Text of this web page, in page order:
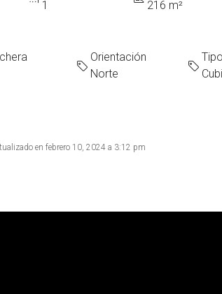
1
216 m²
Orientación
Norte
en febrero 10, 2024 a 3:12 pm